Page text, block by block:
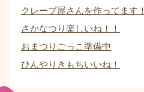
クレープ屋さんを作ってます！
さかなつり楽しいね！！
おまつりごっこ準備中
ひんやりきもちいいね！